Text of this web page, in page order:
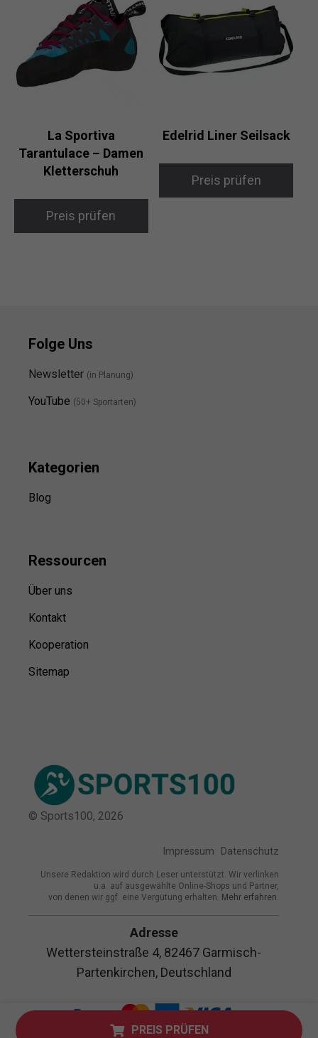
La Sportiva
Tarantulace – Damen
Kletterschuh
Preis prüfen
Edelrid Liner Seilsack
Preis prüfen
PREIS PRÜFEN
Folge Uns
Newsletter (in Planung)
YouTube (50+ Sportarten)
Kategorien
Blog
Ressourcen
Über uns
Kontakt
Kooperation
Sitemap
© Sports100, 2026
Impressum Datenschutz
Unsere Redaktion wird durch Leser unterstützt. Wir verlinken
u.a. auf ausgewählte Online-Shops und Partner,
von denen wir ggf. eine Vergütung erhalten. Mehr erfahren.
Adresse
Wettersteinstraße 4, 82467 Garmisch-
Partenkirchen, Deutschland